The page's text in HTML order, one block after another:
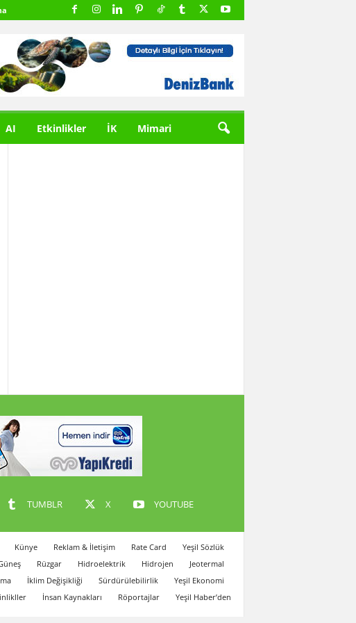
AI Etkinlikler İK Mimari
TUMBLR X YOUTUBE
Künye Reklam & İletişim Rate Card
Yeşil Sözlük
Rüzgar Hidroelektrik Hidrojen
Jeotermal
İklim Değişikliği Sürdürülebilirlik
Yeşil Ekonomi
İnsan Kaynakları Röportajlar Yeşil Haber’den